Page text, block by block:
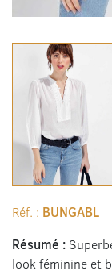
Réf. : BUNGABL
Résumé :
look féminine et